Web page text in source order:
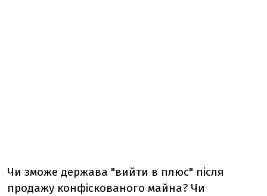
Чи зможе держава "вийти в плюс" після
продажу конфіскованого майна? Чи